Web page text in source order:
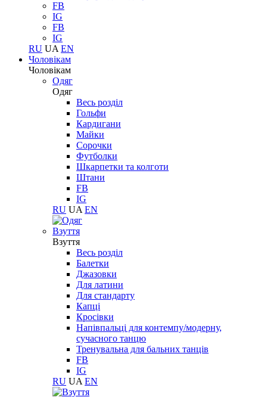
FB
IG
FB
IG
RU UA EN
Чоловікам
Чоловікам
Одяг
Одяг
Весь розділ
Гольфи
Кардигани
Майки
Сорочки
Футболки
Шкарпетки та колготи
Штани
FB
IG
RU UA EN
Взуття
Взуття
Весь розділ
Балетки
Джазовки
Для латини
Для стандарту
Капці
Кросівки
Напівпальці для контемпу/модерну,
сучасного танцю
Тренувальна для бальних танців
FB
IG
RU UA EN